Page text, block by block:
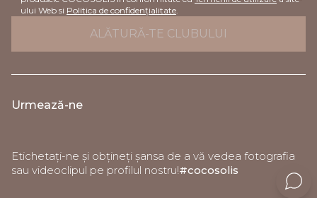
ului Web si Politica de confidențialitate.
Urmează-ne
Etichetați-ne și obțineți șansa de a vă vedea fotografia
sau videoclipul pe profilul nostru!#cocosolis